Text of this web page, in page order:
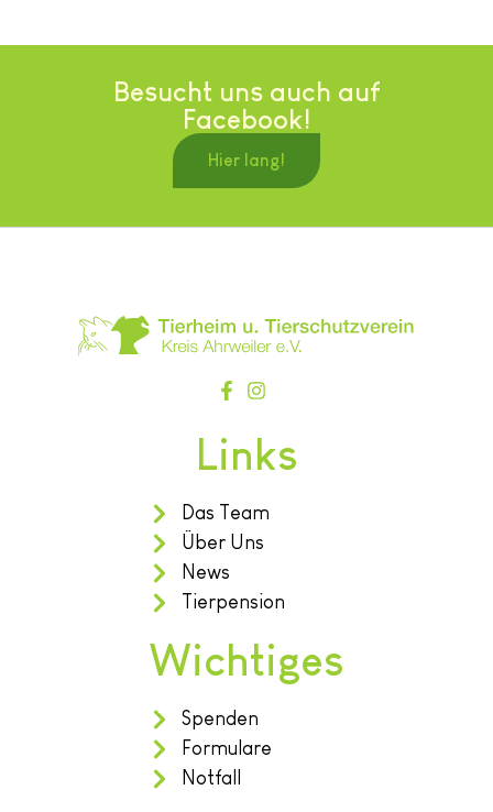
Besucht uns auch auf
Facebook!
Hier lang!
Links
Das Team
Über Uns
News
Tierpension
Wichtiges
Spenden
Formulare
Notfall